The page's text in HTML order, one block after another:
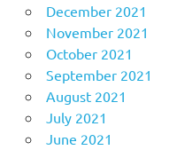
December 2021
November 2021
October 2021
September 2021
August 2021
July 2021
June 2021